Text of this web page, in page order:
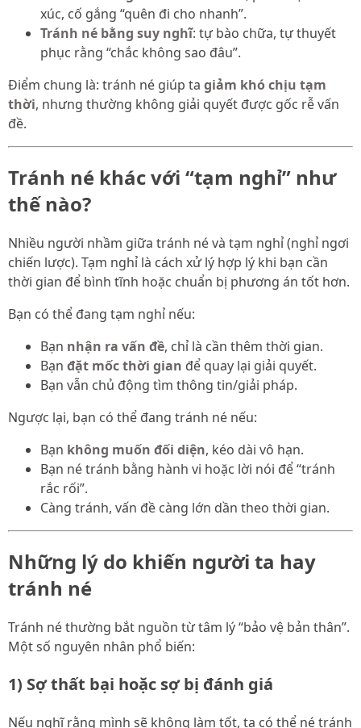
xúc, cố gắng “quên đi cho nhanh”.
Tránh né bằng suy nghĩ: tự bào chữa, tự thuyết
phục rằng “chắc không sao đâu”.
Điểm chung là: tránh né giúp ta giảm khó chịu tạm
thời, nhưng thường không giải quyết được gốc rễ vấn
đề.
Tránh né khác với “tạm nghỉ” như
thế nào?
Nhiều người nhầm giữa tránh né và tạm nghỉ (nghỉ ngơi
chiến lược). Tạm nghỉ là cách xử lý hợp lý khi bạn cần
thời gian để bình tĩnh hoặc chuẩn bị phương án tốt hơn.
Bạn có thể đang tạm nghỉ nếu:
Bạn nhận ra vấn đề, chỉ là cần thêm thời gian.
Bạn đặt mốc thời gian để quay lại giải quyết.
Bạn vẫn chủ động tìm thông tin/giải pháp.
Ngược lại, bạn có thể đang tránh né nếu:
Bạn không muốn đối diện, kéo dài vô hạn.
Bạn né tránh bằng hành vi hoặc lời nói để “tránh
rắc rối”.
Càng tránh, vấn đề càng lớn dần theo thời gian.
Những lý do khiến người ta hay
tránh né
Tránh né thường bắt nguồn từ tâm lý “bảo vệ bản thân”.
Một số nguyên nhân phổ biến:
1) Sợ thất bại hoặc sợ bị đánh giá
Nếu nghĩ rằng mình sẽ không làm tốt, ta có thể né tránh